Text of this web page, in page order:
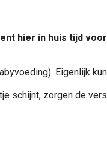
hier in huis tijd
Eigenlijk
schijnt, zorgen de